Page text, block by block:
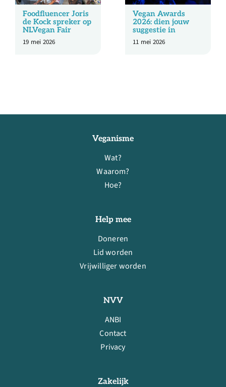
Foodfluencer Joris
de Kock spreker op
NLVegan Fair
19 mei 2026
Vegan Awards
2026: dien jouw
suggestie in
11 mei 2026
Veganisme
Wat?
Waarom?
Hoe?
Help mee
Doneren
Lid worden
Vrijwilliger worden
NVV
ANBI
Contact
Privacy
Zakelijk